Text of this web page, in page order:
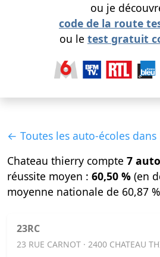
ou je
code de la route
ou le test gratuit
← Toutes les auto-écoles dans
Chateau thierry compte 7
réussite moyen : 60,50 % (en
moyenne nationale de 60,87
23RC
23 RUE CARNOT · 2400 CHATEAU